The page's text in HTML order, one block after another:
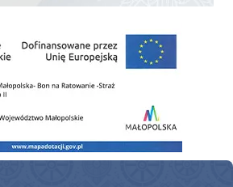
średniego samochodu ratowniczo-gaśniczego z